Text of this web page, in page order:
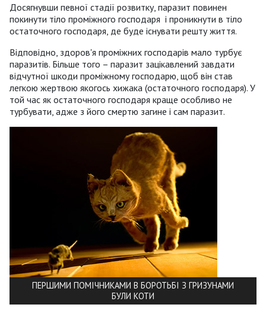
Досягнувши певної стадії розвитку, паразит повинен
покинути тіло проміжного господаря і проникнути в тіло
остаточного господаря, де буде існувати решту життя.
Відповідно, здоров'я проміжних господарів мало турбує
паразитів. Більше того – паразит зацікавлений завдати
відчутної шкоди проміжному господарю, щоб він став
легкою жертвою якогось хижака (остаточного господаря). У
той час як остаточного господаря краще особливо не
турбувати, адже з його смертю загине і сам паразит.
ПЕРШИМИ ПОМІЧНИКАМИ В БОРОТЬБІ З ГРИЗУНАМИ
БУЛИ КОТИ